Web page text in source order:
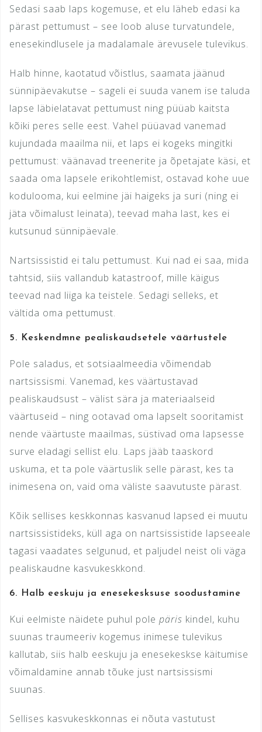
Sedasi saab laps kogemuse, et elu läheb edasi ka
pärast pettumust – see loob aluse turvatundele,
enesekindlusele ja madalamale ärevusele tulevikus.
Halb hinne, kaotatud võistlus, saamata jäänud
sünnipäevakutse – sageli ei suuda vanem ise taluda
lapse läbielatavat pettumust ning püüab kaitsta
kõiki peres selle eest. Vahel püüavad vanemad
kujundada maailma nii, et laps ei kogeks mingitki
pettumust: väänavad treenerite ja õpetajate käsi, et
saada oma lapsele erikohtlemist, ostavad kohe uue
kodulooma, kui eelmine jäi haigeks ja suri (ning ei
jäta võimalust leinata), teevad maha last, kes ei
kutsunud sünnipäevale.
Nartsissistid ei talu pettumust. Kui nad ei saa, mida
tahtsid, siis vallandub katastroof, mille käigus
teevad nad liiga ka teistele. Sedagi selleks, et
vältida oma pettumust.
5. Keskendmne pealiskaudsetele väärtustele
Pole saladus, et sotsiaalmeedia võimendab
nartsissismi. Vanemad, kes väärtustavad
pealiskaudsust – välist sära ja materiaalseid
väärtuseid – ning ootavad oma lapselt sooritamist
nende väärtuste maailmas, süstivad oma lapsesse
surve eladagi sellist elu. Laps jääb taaskord
uskuma, et ta pole väärtuslik selle pärast, kes ta
inimesena on, vaid oma väliste saavutuste pärast.
Kõik sellises keskkonnas kasvanud lapsed ei muutu
nartsissistideks, küll aga on nartsissistide lapseeale
tagasi vaadates selgunud, et paljudel neist oli väga
pealiskaudne kasvukeskkond.
6. Halb eeskuju ja enesekesksuse soodustamine
Kui eelmiste näidete puhul pole päris kindel, kuhu
suunas traumeeriv kogemus inimese tulevikus
kallutab, siis halb eeskuju ja enesekeskse käitumise
võimaldamine annab tõuke just nartsissismi
suunas.
Sellises kasvukeskkonnas ei nõuta vastutust